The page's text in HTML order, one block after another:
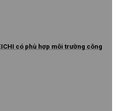
có phù hợp môi trường công